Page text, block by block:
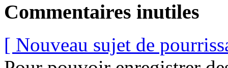
Commentaires inutiles
[ Nouveau sujet de